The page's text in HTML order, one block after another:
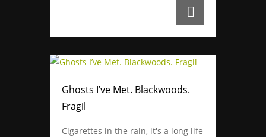
Ghosts I’ve Met. Blackwoods.
Fragil
Cigarettes in the rain, it's a long life